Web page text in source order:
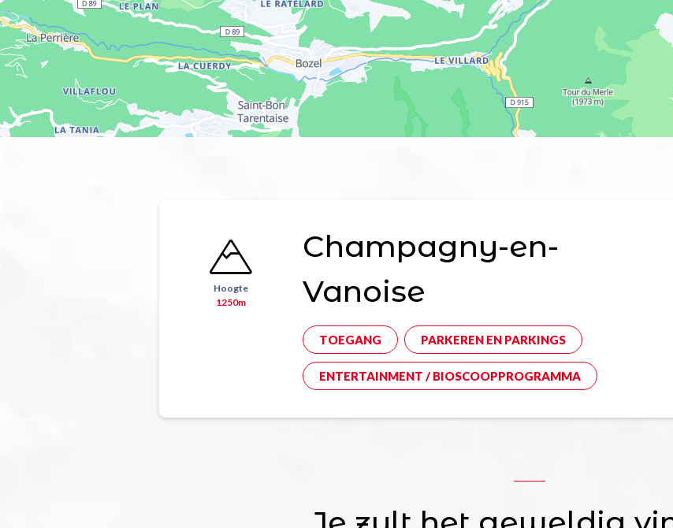
Hoogte
1250m
Champagny-en-
Vanoise
TOEGANG PARKEREN EN PARKINGS
ENTERTAINMENT / BIOSCOOPPROGRAMMA